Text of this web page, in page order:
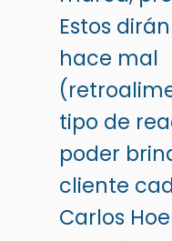
Estos
hace mal
tipo de
poder
cliente
Carlos